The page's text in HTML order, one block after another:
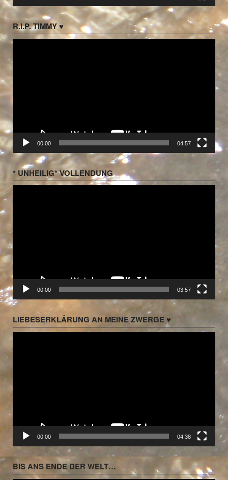
R.I.P. TIMMY ♥
Video-
00:00 04:57
* UNHEILIG* VOLLENDUNG
Video-
00:00 03:57
LIEBESERKLÄRUNG AN MEINE ZWERGE ♥
Video-
00:00 04:38
BIS ANS ENDE DER WELT…